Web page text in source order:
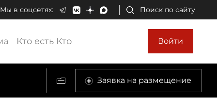
Мы в соцсетях: Поиск по сайту
Кто есть Кто Войти
Заявка на размещение